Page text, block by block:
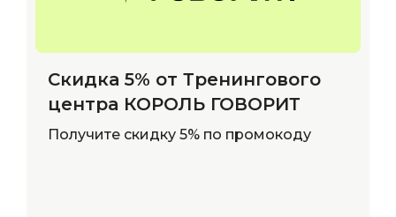
Скидка 5% от Тренингового
центра КОРОЛЬ ГОВОРИТ
Получите скидку 5% по промокоду